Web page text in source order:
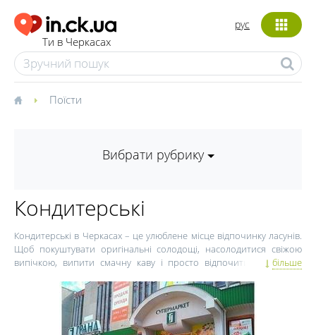
Ти в Черкасах
рус
Поїсти
Вибрати рубрику
Кондитерські
Кондитерські в Черкасах – це улюблене місце відпочинку ласунів.
Щоб покуштувати оригінальні солодощі, насолодитися свіжою
випічкою, випити смачну каву і просто відпочити в компанії
користуються популярністю як серед жителів міста, так і серед
гостей. Відвідувачі таких закладів можуть розраховувати на
великий вибір кави та кавових напоїв, випічки і десертів.
більше